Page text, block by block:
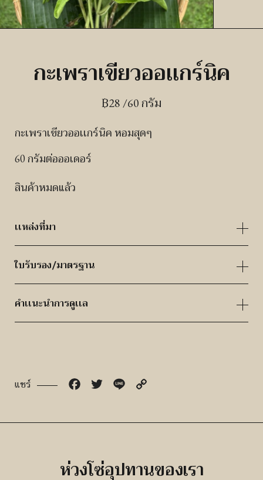
กะเพราเขียวออเเกร์นิค
฿28 /60 กรัม
กะเพราเขียวออเเกร์นิค หอมสุดๆ
60 กรัมต่อออเดอร์
สินค้าหมดแล้ว
เเหล่งที่มา
ใบรับรอง/มาตรฐาน
คำเเนะนำการดูเเล
แชร์ FacebookTwitter Line
ห่วงโซ่อุปทานของเรา